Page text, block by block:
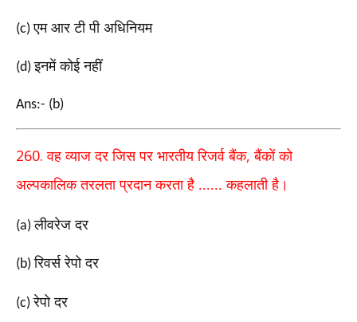
(c)एम आर टी पी अधिनियम
(d)इनमें कोई नहीं
Ans:- (b)
260.वह व्याज दर जिस पर भारतीय रिजर्व बैंक,बैंकों को
अल्पकालिक तरलता प्रदान करता है ...... कहलाती है।
(a)लीवरेज दर
(b)रिवर्स रेपो दर
(c)रेपो दर